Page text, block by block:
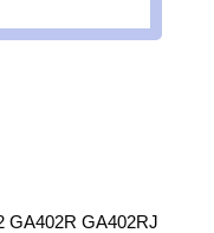
GA402R GA402RJ